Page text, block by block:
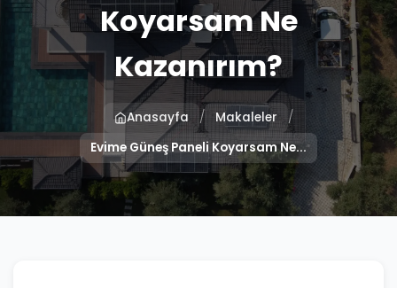
Koyarsam Ne
Kazanırım?
Anasayfa / Makaleler /
Evime Güneş Paneli Koyarsam Ne...